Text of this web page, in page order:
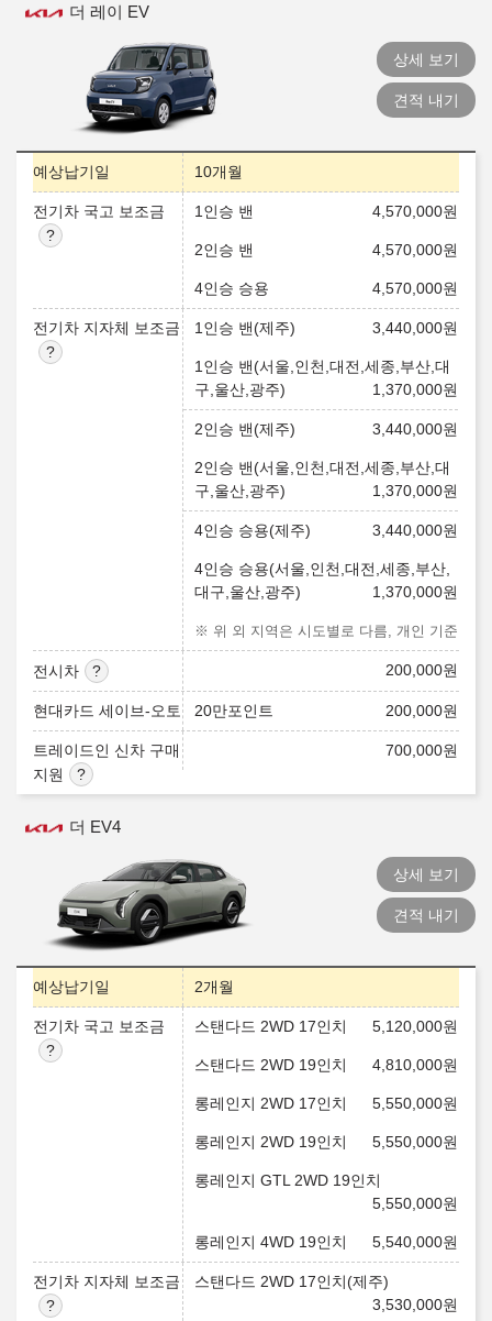
더 레이 EV
상세 보기
견적 내기
예상납기일 10개월
전기차 국고 보조금 1인승 밴 4,570,000원
2인승 밴 4,570,000원
4인승 승용 4,570,000원
전기차 지자체 보조금 1인승 밴(제주) 3,440,000원
1인승 밴(서울,인천,대전,세종,부산,대
구,울산,광주)
1,370,000원
2인승 밴(제주) 3,440,000원
2인승 밴(서울,인천,대전,세종,부산,대
구,울산,광주)
1,370,000원
4인승 승용(제주) 3,440,000원
4인승 승용(서울,인천,대전,세종,부산,
대구,울산,광주)
1,370,000원
※ 위 외 지역은 시도별로 다름, 개인 기준
전시차 200,000원
현대카드 세이브-오토 20만포인트 200,000원
트레이드인 신차 구매
지원
700,000원
더 EV4
상세 보기
견적 내기
예상납기일 2개월
전기차 국고 보조금 스탠다드 2WD 17인치 5,120,000원
스탠다드 2WD 19인치 4,810,000원
롱레인지 2WD 17인치 5,550,000원
롱레인지 2WD 19인치 5,550,000원
롱레인지 GTL 2WD 19인치
5,550,000원
롱레인지 4WD 19인치 5,540,000원
전기차 지자체 보조금
스탠다드 2WD 17인치(제주)
3,530,000원